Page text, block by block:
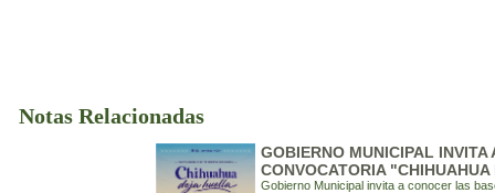
Notas Relacionadas
GOBIERNO MUNICIPAL
CONVOCATORIA
Gobierno Municipal invita a conocer las